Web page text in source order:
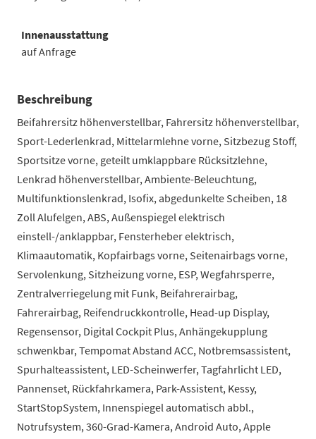
Innenausstattung
auf Anfrage
Beschreibung
Beifahrersitz höhenverstellbar, Fahrersitz höhenverstellbar,
Sport-Lederlenkrad, Mittelarmlehne vorne, Sitzbezug Stoff,
Sportsitze vorne, geteilt umklappbare Rücksitzlehne,
Lenkrad höhenverstellbar, Ambiente-Beleuchtung,
Multifunktionslenkrad, Isofix, abgedunkelte Scheiben, 18
Zoll Alufelgen, ABS, Außenspiegel elektrisch
einstell-/anklappbar, Fensterheber elektrisch,
Klimaautomatik, Kopfairbags vorne, Seitenairbags vorne,
Servolenkung, Sitzheizung vorne, ESP, Wegfahrsperre,
Zentralverriegelung mit Funk, Beifahrerairbag,
Fahrerairbag, Reifendruckkontrolle, Head-up Display,
Regensensor, Digital Cockpit Plus, Anhängekupplung
schwenkbar, Tempomat Abstand ACC, Notbremsassistent,
Spurhalteassistent, LED-Scheinwerfer, Tagfahrlicht LED,
Pannenset, Rückfahrkamera, Park-Assistent, Kessy,
StartStopSystem, Innenspiegel automatisch abbl.,
Notrufsystem, 360-Grad-Kamera, Android Auto, Apple